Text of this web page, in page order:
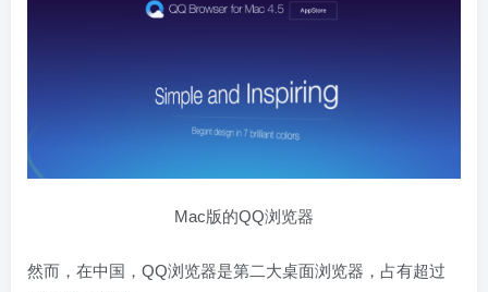
Mac版的QQ浏览器
然而，在中国，QQ浏览器是第二大桌面浏览器，占有超过